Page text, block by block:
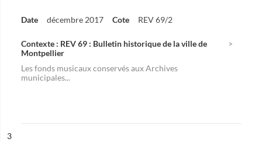
Date décembre 2017 Cote REV 69/2
Contexte : REV 69 : Bulletin historique de la ville de
Montpellier
Les fonds musicaux conservés aux Archives
municipales...
n°
3